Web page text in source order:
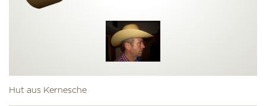
Hut aus Kernesche